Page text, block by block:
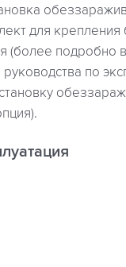
для крепления
(более подробно
руководства по